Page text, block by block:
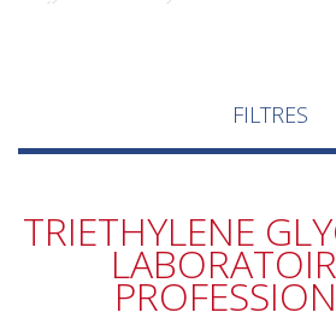
FILTRES
TRIETHYLENE